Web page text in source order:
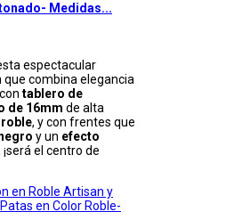
Medidas...
espectacular
que combina elegancia
tablero de
de 16mm de alta
roble, y con frentes que
y un efecto
el centro de